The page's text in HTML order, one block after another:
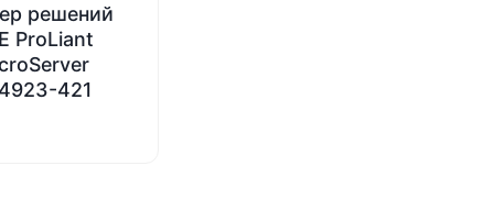
решений
ProLiant
421